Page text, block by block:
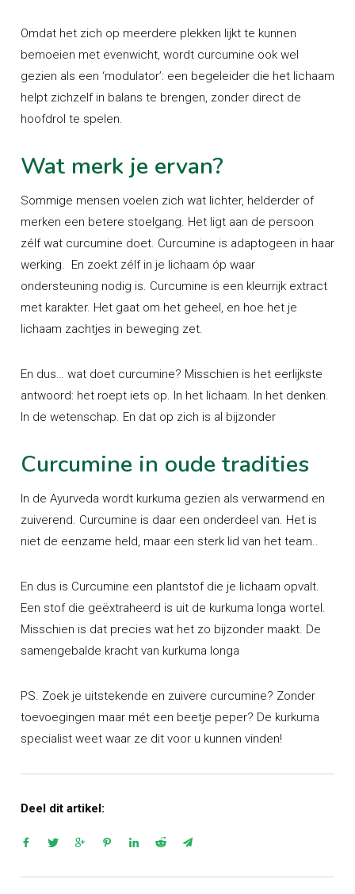
Omdat het zich op meerdere plekken lijkt te kunnen
bemoeien met evenwicht, wordt curcumine ook wel
gezien als een ‘modulator’: een begeleider die het lichaam
helpt zichzelf in balans te brengen, zonder direct de
hoofdrol te spelen.
Wat merk je ervan?
Sommige mensen voelen zich wat lichter, helderder of
merken een betere stoelgang. Het ligt aan de persoon
zélf wat curcumine doet. Curcumine is adaptogeen in haar
werking. En zoekt zélf in je lichaam óp waar
ondersteuning nodig is. Curcumine is een kleurrijk extract
met karakter. Het gaat om het geheel, en hoe het je
lichaam zachtjes in beweging zet.
En dus… wat doet curcumine? Misschien is het eerlijkste
antwoord: het roept iets op. In het lichaam. In het denken.
In de wetenschap. En dat op zich is al bijzonder
Curcumine in oude tradities
In de Ayurveda wordt kurkuma gezien als verwarmend en
zuiverend. Curcumine is daar een onderdeel van. Het is
niet de eenzame held, maar een sterk lid van het team..
En dus is Curcumine een plantstof die je lichaam opvalt.
Een stof die geëxtraheerd is uit de kurkuma longa wortel.
Misschien is dat precies wat het zo bijzonder maakt. De
samengebalde kracht van kurkuma longa
PS. Zoek je uitstekende en zuivere curcumine? Zonder
toevoegingen maar mét een beetje peper? De kurkuma
specialist weet waar ze dit voor u kunnen vinden!
Deel dit artikel: